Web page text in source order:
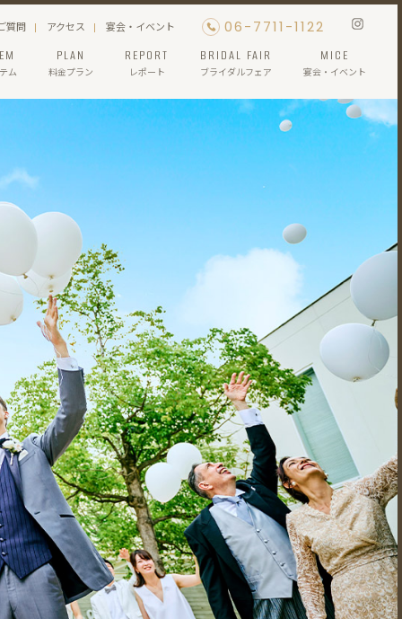
ム
PLAN
料金プラン
REPORT
レポート
BRIDAL FAIR
ブライダルフェア
MICE
宴会・イベント
質問 アクセス 宴会・イベント 06-7711-1122